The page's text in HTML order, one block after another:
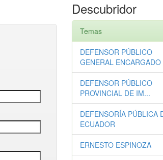
Descubridor
Temas
DEFENSOR PÚBLICO
GENERAL ENCARGADO
DEFENSOR PÚBLICO
PROVINCIAL DE IM...
DEFENSORÍA PÚBLICA
ECUADOR
ERNESTO ESPINOZA